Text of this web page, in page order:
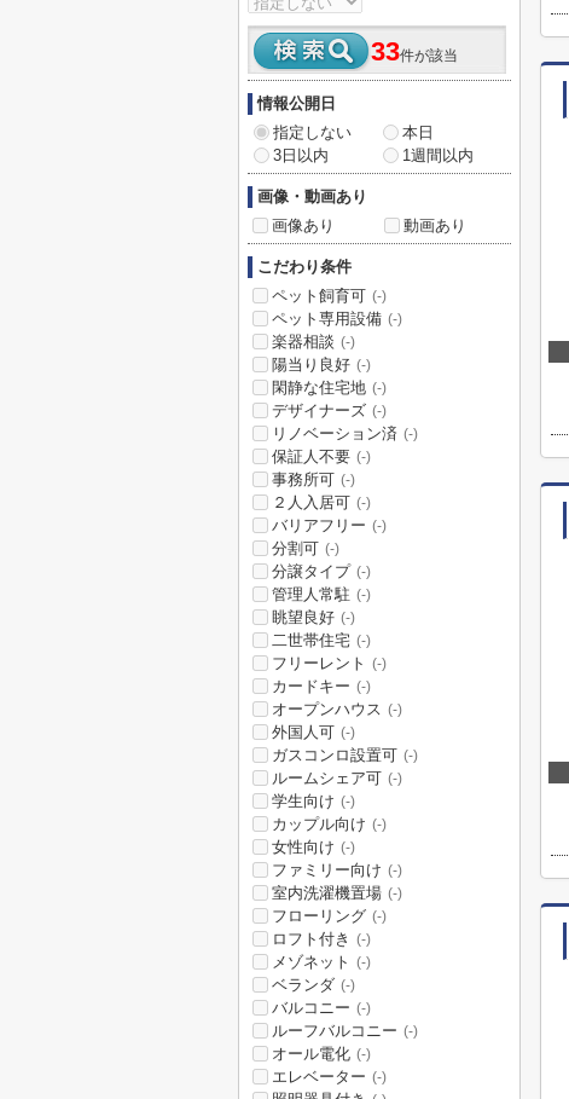
33件が該当
情報公開日
指定しない
本日
3日以内
1週間以内
画像・動画あり
画像あり
動画あり
こだわり条件
ペット飼育可 (-)
ペット専用設備 (-)
楽器相談 (-)
陽当り良好 (-)
閑静な住宅地 (-)
デザイナーズ (-)
リノベーション済 (-)
保証人不要 (-)
事務所可 (-)
２人入居可 (-)
バリアフリー (-)
分割可 (-)
分譲タイプ (-)
管理人常駐 (-)
眺望良好 (-)
二世帯住宅 (-)
フリーレント (-)
カードキー (-)
オープンハウス (-)
外国人可 (-)
ガスコンロ設置可 (-)
ルームシェア可 (-)
学生向け (-)
カップル向け (-)
女性向け (-)
ファミリー向け (-)
室内洗濯機置場 (-)
フローリング (-)
ロフト付き (-)
メゾネット (-)
ベランダ (-)
バルコニー (-)
ルーフバルコニー (-)
オール電化 (-)
エレベーター (-)